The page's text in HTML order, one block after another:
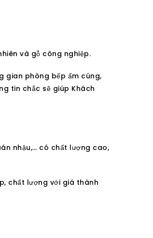
và gỗ công nghiệp.
gian phòng bếp ấm cúng,
tin chắc sẽ giúp Khách
nhậu,… có chất lượng cao,
chất lượng với giá thành